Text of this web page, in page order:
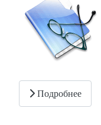
Подробнее